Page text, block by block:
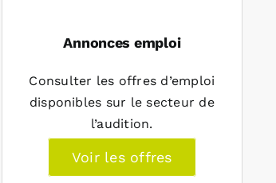
Annonces emploi
Consulter les offres d’emploi
disponibles sur le secteur de
l’audition.
Voir les offres